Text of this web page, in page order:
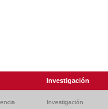
Investigación
Investigación